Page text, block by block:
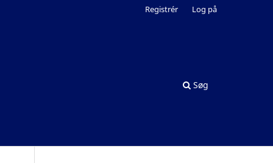
Søg
Registrér Log på